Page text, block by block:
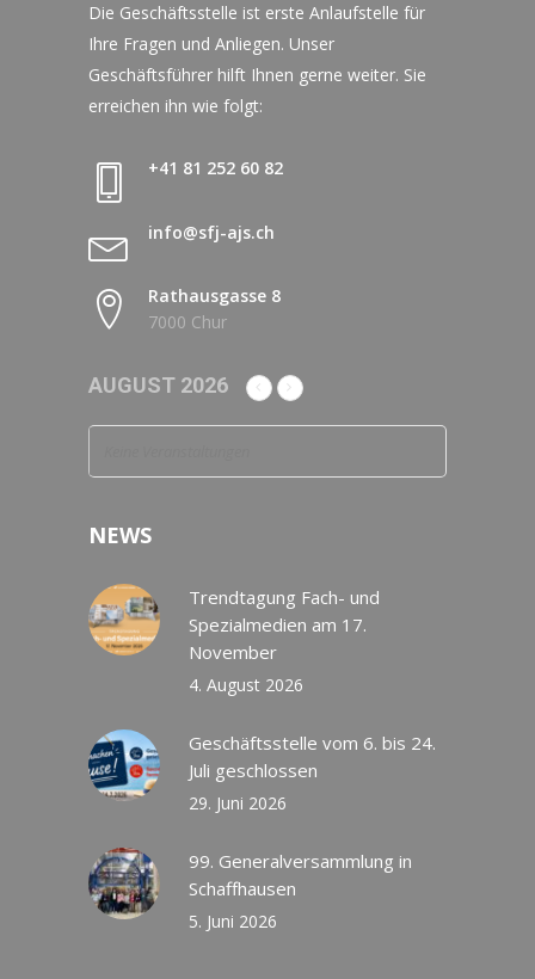
Die Geschäftsstelle ist erste Anlaufstelle für
Ihre Fragen und Anliegen. Unser
Geschäftsführer hilft Ihnen gerne weiter. Sie
erreichen ihn wie folgt:
+41 81 252 60 82
info@sfj-ajs.ch
Rathausgasse 8
7000 Chur
AUGUST 2026
NEWS
Trendtagung Fach- und
Spezialmedien am 17.
November
4. August 2026
Geschäftsstelle vom 6. bis 24.
Juli geschlossen
29. Juni 2026
99. Generalversammlung in
Schaffhausen
5. Juni 2026